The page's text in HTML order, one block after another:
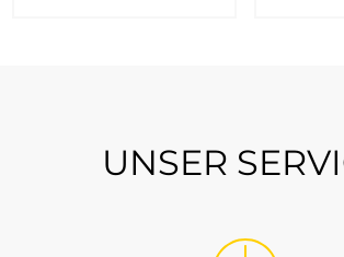
UNSER